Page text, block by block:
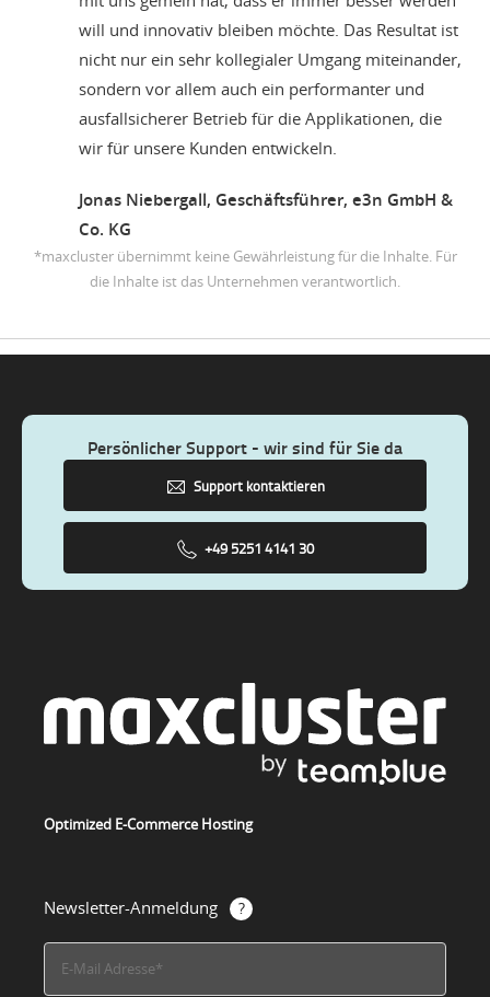
will und innovativ bleiben möchte. Das Resultat ist
nicht nur ein sehr kollegialer Umgang miteinander,
sondern vor allem auch ein performanter und
ausfallsicherer Betrieb für die Applikationen, die
wir für unsere Kunden entwickeln.
Jonas Niebergall, Geschäftsführer, e3n GmbH &
Co. KG
*maxcluster übernimmt keine Gewährleistung für die Inhalte. Für
die Inhalte ist das Unternehmen verantwortlich.
Persönlicher Support - wir sind für Sie da
Support kontaktieren
+49 5251 4141 30
Optimized E-Commerce Hosting
Newsletter-Anmeldung